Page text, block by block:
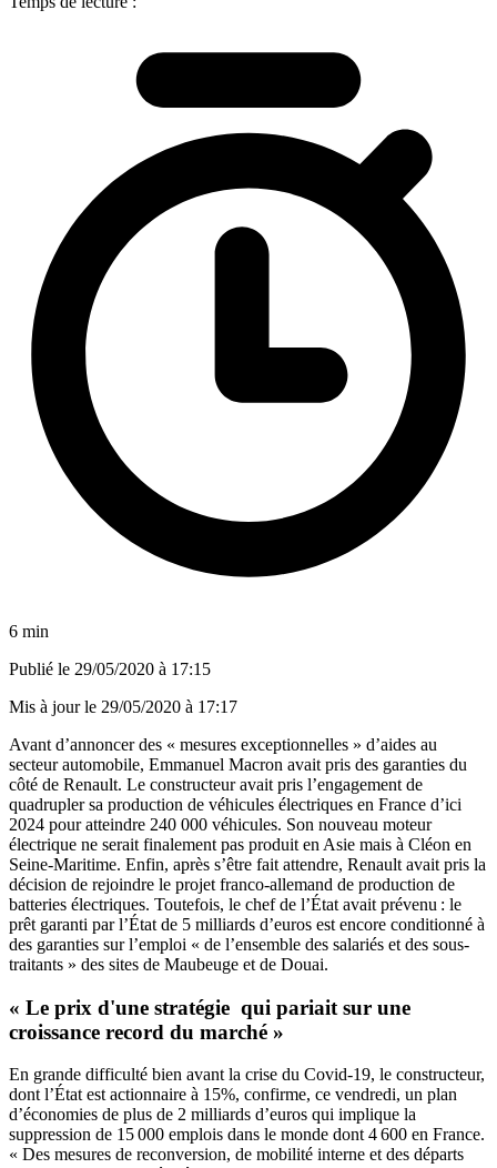
6 min
Publié le 29/05/2020 à 17:15
Mis à jour le 29/05/2020 à 17:17
Avant d’annoncer des « mesures exceptionnelles » d’aides au
secteur automobile, Emmanuel Macron avait pris des garanties du
côté de Renault. Le constructeur avait pris l’engagement de
quadrupler sa production de véhicules électriques en France d’ici
2024 pour atteindre 240 000 véhicules. Son nouveau moteur
électrique ne serait finalement pas produit en Asie mais à Cléon en
Seine-Maritime. Enfin, après s’être fait attendre, Renault avait pris la
décision de rejoindre le projet franco-allemand de production de
batteries électriques. Toutefois, le chef de l’État avait prévenu : le
prêt garanti par l’État de 5 milliards d’euros est encore conditionné à
des garanties sur l’emploi « de l’ensemble des salariés et des sous-
traitants » des sites de Maubeuge et de Douai.
« Le prix d'une stratégie qui pariait sur une
croissance record du marché »
En grande difficulté bien avant la crise du Covid-19, le constructeur,
dont l’État est actionnaire à 15%, confirme, ce vendredi, un plan
d’économies de plus de 2 milliards d’euros qui implique la
suppression de 15 000 emplois dans le monde dont 4 600 en France.
« Des mesures de reconversion, de mobilité interne et des départs